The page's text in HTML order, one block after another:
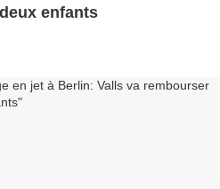
enfants